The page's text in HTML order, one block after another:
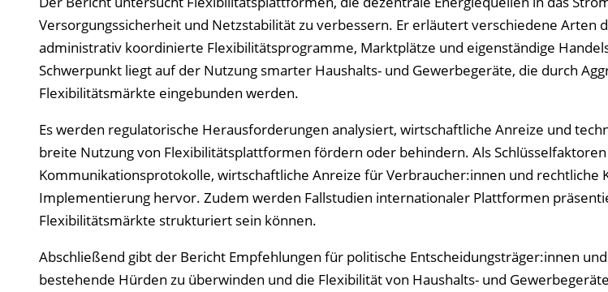
Versorgungssicherheit und Netzstabilität zu verbessern. Er erläutert verschiedene Arten
administrativ koordinierte Flexibilitätsprogramme, Marktplätze und eigenständige
Schwerpunkt liegt auf der Nutzung smarter Haushalts- und Gewerbegeräte, die durch
Flexibilitätsmärkte eingebunden werden.
Es werden regulatorische Herausforderungen analysiert, wirtschaftliche Anreize und
breite Nutzung von Flexibilitätsplattformen fördern oder behindern. Als
Kommunikationsprotokolle, wirtschaftliche Anreize für Verbraucher:innen und rechtliche
Implementierung hervor. Zudem werden Fallstudien internationaler Plattformen
Flexibilitätsmärkte strukturiert sein können.
Abschließend gibt der Bericht Empfehlungen für politische Entscheidungsträger:innen
bestehende Hürden zu überwinden und die Flexibilität von Haushalts- und